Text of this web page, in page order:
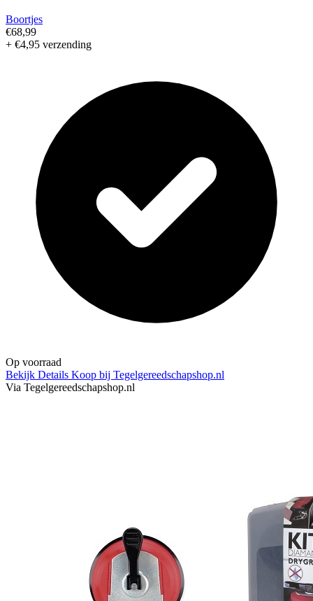
Boortjes
€68,99
+ €4,95 verzending
Op voorraad
Bekijk Details Koop bij Tegelgereedschapshop.nl
Via Tegelgereedschapshop.nl